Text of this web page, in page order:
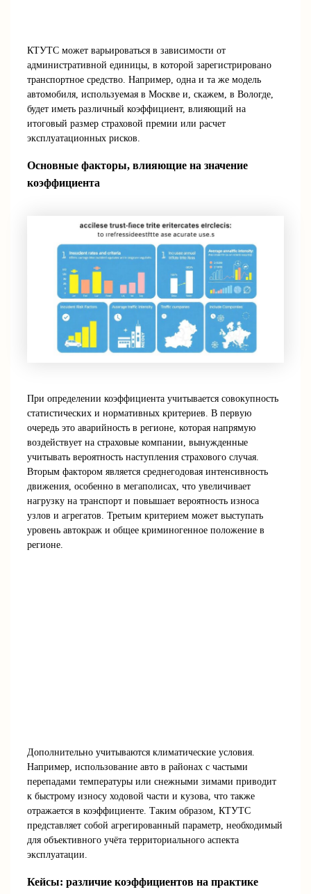
КТУТС может варьироваться в зависимости от
административной единицы, в которой зарегистрировано
транспортное средство. Например, одна и та же модель
автомобиля, используемая в Москве и, скажем, в Вологде,
будет иметь различный коэффициент, влияющий на
итоговый размер страховой премии или расчет
эксплуатационных рисков.
Основные факторы, влияющие на значение
коэффициента
При определении коэффициента учитывается совокупность
статистических и нормативных критериев. В первую
очередь это аварийность в регионе, которая напрямую
воздействует на страховые компании, вынужденные
учитывать вероятность наступления страхового случая.
Вторым фактором является среднегодовая интенсивность
движения, особенно в мегаполисах, что увеличивает
нагрузку на транспорт и повышает вероятность износа
узлов и агрегатов. Третьим критерием может выступать
уровень автокраж и общее криминогенное положение в
регионе.
Дополнительно учитываются климатические условия.
Например, использование авто в районах с частыми
перепадами температуры или снежными зимами приводит
к быстрому износу ходовой части и кузова, что также
отражается в коэффициенте. Таким образом, КТУТС
представляет собой агрегированный параметр, необходимый
для объективного учёта территориального аспекта
эксплуатации.
Кейсы: различие коэффициентов на практике